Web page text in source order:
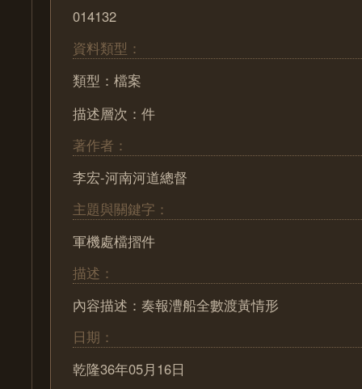
014132
資料類型：
類型：檔案
描述層次：件
著作者：
李宏-河南河道總督
主題與關鍵字：
軍機處檔摺件
描述：
內容描述：奏報漕船全數渡黃情形
日期：
乾隆36年05月16日